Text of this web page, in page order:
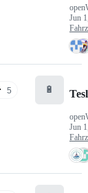
Jun
5 🔋
Jun